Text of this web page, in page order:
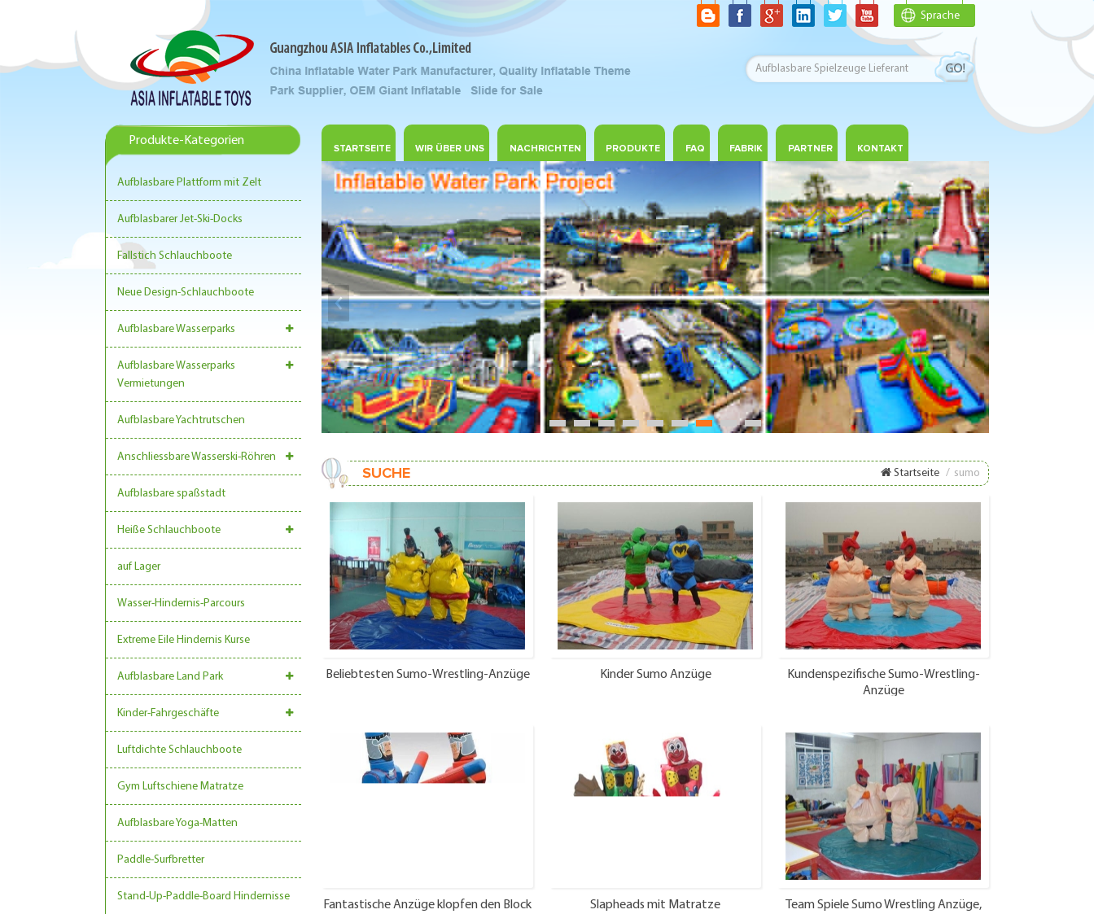
Sprache
Produkte-Kategorien
Aufblasbare Plattform mit Zelt
Aufblasbarer Jet-Ski-Docks
Fallstich Schlauchboote
Neue Design-Schlauchboote
Aufblasbare Wasserparks
Aufblasbare Wasserparks
Vermietungen
Aufblasbare Yachtrutschen
Anschliessbare Wasserski-Röhren
Aufblasbare spaßstadt
Heiße Schlauchboote
auf Lager
Wasser-Hindernis-Parcours
Extreme Eile Hindernis Kurse
Aufblasbare Land Park
Kinder-Fahrgeschäfte
Luftdichte Schlauchboote
Gym Luftschiene Matratze
Aufblasbare Yoga-Matten
Paddle-Surfbretter
Stand-Up-Paddle-Board Hindernisse
STARTSEITE WIR ÜBER UNS NACHRICHTEN PRODUKTE FAQ FABRIK PARTNER KONTAKT
1 2 3 4 5 6 7 8 9
SUCHE Startseite / sumo
Beliebtesten Sumo-Wrestling-Anzüge Kinder Sumo Anzüge
Kundenspezifische Sumo-Wrestling-
Anzüge
Fantastische Anzüge klopfen den Block
Slapheads mit Matratze
Team Spiele Sumo Wrestling Anzüge,